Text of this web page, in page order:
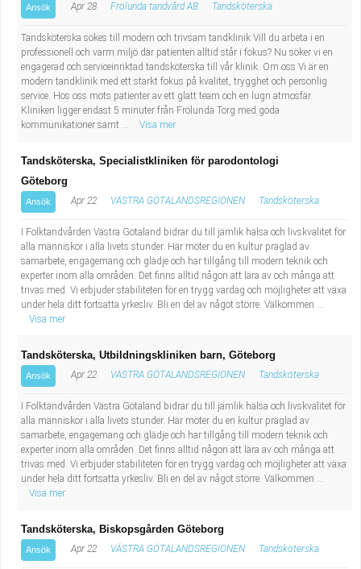
Ansök Apr 28 Frölunda tandvård AB Tandsköterska
Tandsköterska sökes till modern och trivsam tandklinik Vill du arbeta i en
professionell och varm miljö där patienten alltid står i fokus? Nu söker vi en
engagerad och serviceinriktad tandsköterska till vår klinik. Om oss Vi är en
modern tandklinik med ett starkt fokus på kvalitet, trygghet och personlig
service. Hos oss möts patienter av ett glatt team och en lugn atmosfär.
Kliniken ligger endast 5 minuter från Frölunda Torg med goda
kommunikationer samt ...
Visa mer
Tandsköterska, Specialistkliniken för parodontologi
Göteborg
Ansök Apr 22 VÄSTRA GÖTALANDSREGIONEN Tandsköterska
I Folktandvården Västra Götaland bidrar du till jämlik hälsa och livskvalitet för
alla människor i alla livets stunder. Här möter du en kultur präglad av
samarbete, engagemang och glädje och har tillgång till modern teknik och
experter inom alla områden. Det finns alltid någon att lära av och många att
trivas med. Vi erbjuder stabiliteten för en trygg vardag och möjligheter att växa
under hela ditt fortsatta yrkesliv. Bli en del av något större. Välkommen ...
Visa mer
Tandsköterska, Utbildningskliniken barn, Göteborg
Ansök Apr 22 VÄSTRA GÖTALANDSREGIONEN Tandsköterska
I Folktandvården Västra Götaland bidrar du till jämlik hälsa och livskvalitet för
alla människor i alla livets stunder. Här möter du en kultur präglad av
samarbete, engagemang och glädje och har tillgång till modern teknik och
experter inom alla områden. Det finns alltid någon att lära av och många att
trivas med. Vi erbjuder stabiliteten för en trygg vardag och möjligheter att växa
under hela ditt fortsatta yrkesliv. Bli en del av något större. Välkommen ...
Visa mer
Tandsköterska, Biskopsgården Göteborg
Ansök Apr 22 VÄSTRA GÖTALANDSREGIONEN Tandsköterska